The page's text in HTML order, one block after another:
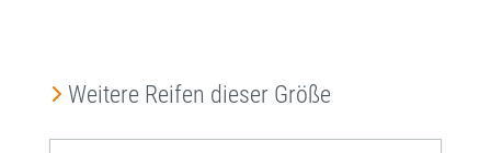
Produktgalerie überspringen
Weitere Reifen dieser Größe